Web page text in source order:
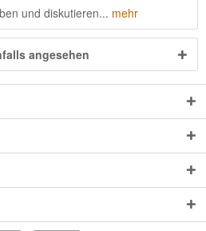
und diskutieren... mehr
angesehen